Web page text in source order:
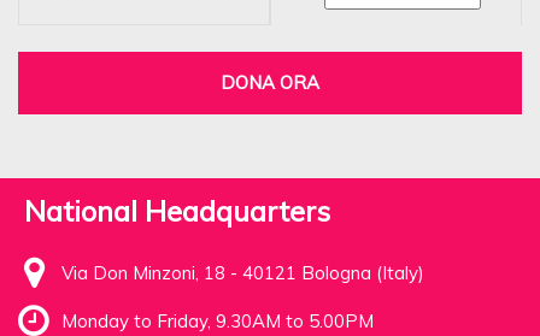
DONA ORA
National Headquarters
Via Don Minzoni, 18 - 40121 Bologna (Italy)
Monday to Friday, 9.30AM to 5.00PM